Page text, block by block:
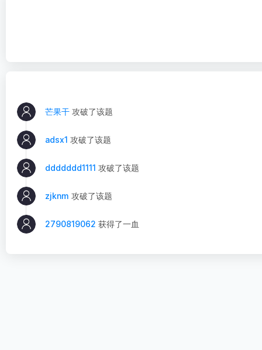
芒果干 攻破了该题
adsx1 攻破了该题
ddddddd1111 攻破了该题
zjknm 攻破了该题
2790819062 获得了一血